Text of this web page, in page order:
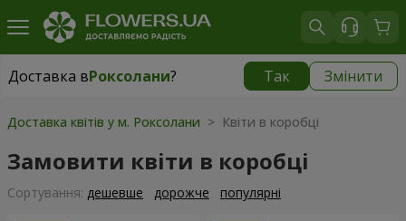
Доставка вРоксолани? Так Змінити
Доставка вРоксолани|
Доставка квітів у м. Роксолани > Квіти в коробці
Замовити квіти в коробці
Сортування: дешевше дорожче популярні